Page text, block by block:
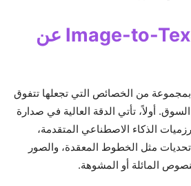
بمذا تنفرد Image-to-Text.ai عن
تتميز Image-to-Text.ai بمجموعة من الخصائص التي تجعلها تتفوق
أولاً، تأتي الدقة العالية في صدارة
الذكاء الاصطناعي المتقدمة،
تحديات مثل الخطوط المعقدة، والصور
المائلة أو المشوهة.